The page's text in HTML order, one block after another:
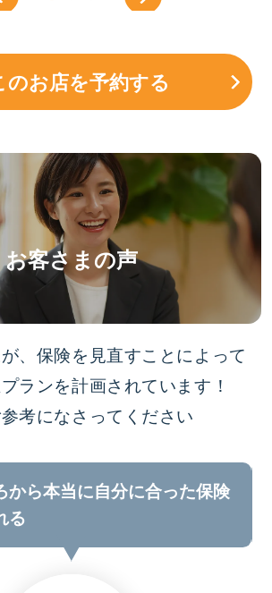
のお店を予約する
お客さまの声
、保険を見直すことによって
ランを計画されています！
考になさってください
から本当に自分に合った保険
る